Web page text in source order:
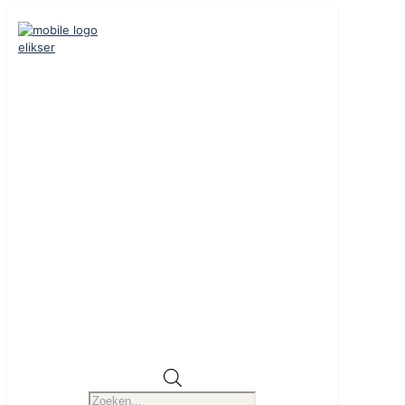
Producten